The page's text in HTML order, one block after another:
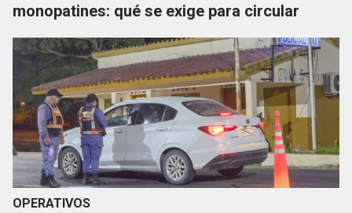
monopatines: qué se exige para circular
OPERATIVOS